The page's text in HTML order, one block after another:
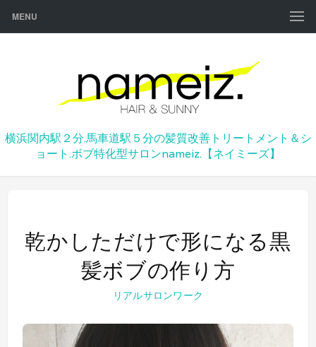
MENU
横浜関内駅２分.馬車道駅５分の髪質改善トリートメント＆シ
ョート.ボブ特化型サロンnameiz.【ネイミーズ】
乾かしただけで形になる黒
髪ボブの作り方
リアルサロンワーク